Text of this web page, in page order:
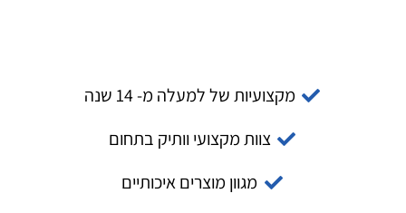
מקצועיות של למעלה מ- 14 שנה
צוות מקצועי וותיק בתחום
מגוון מוצרים איכותיים